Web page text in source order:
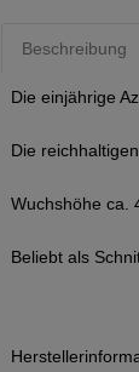
Beschreibung
Die einjährige
Die
Wuchshöhe ca.
Beliebt als